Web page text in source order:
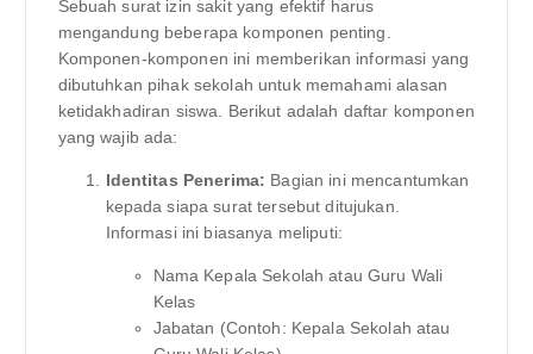
Sebuah surat izin sakit yang efektif harus
mengandung beberapa komponen penting.
Komponen-komponen ini memberikan informasi yang
dibutuhkan pihak sekolah untuk memahami alasan
ketidakhadiran siswa. Berikut adalah daftar komponen
yang wajib ada:
Identitas Penerima: Bagian ini mencantumkan
kepada siapa surat tersebut ditujukan.
Informasi ini biasanya meliputi:
Nama Kepala Sekolah atau Guru Wali
Kelas
Jabatan (Contoh: Kepala Sekolah atau